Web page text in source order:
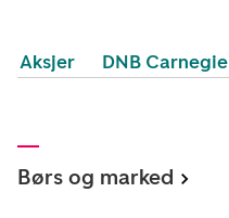
Aksjer DNB Carnegie
Børs og marked